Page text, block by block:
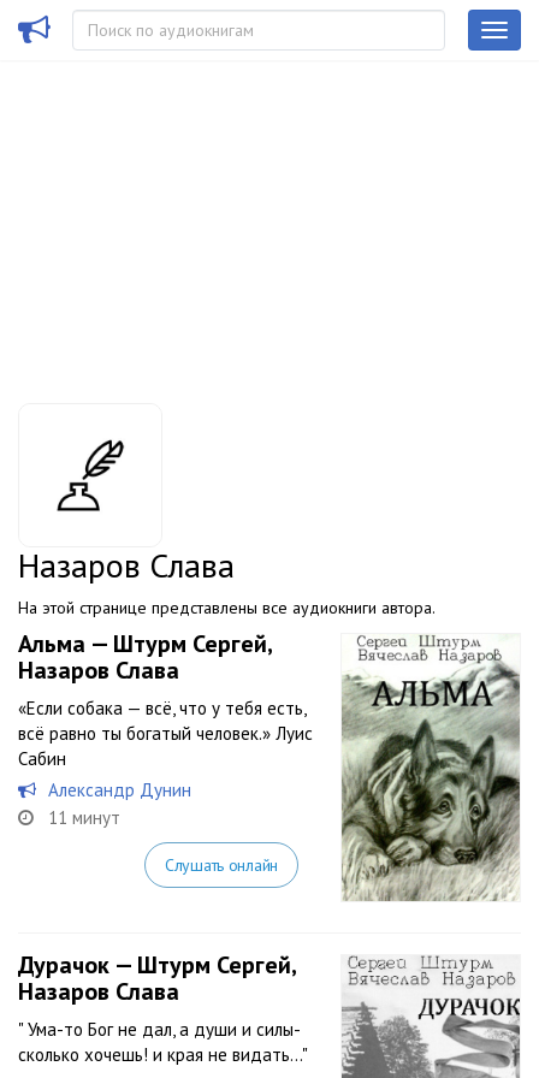
Назаров Слава
На этой странице представлены все аудиокниги автора.
Альма — Штурм Сергей,
Назаров Слава
«Если собака — всё, что у тебя есть,
всё равно ты богатый человек.» Луис
Сабин
Александр Дунин
11 минут
Слушать онлайн
Дурачок — Штурм Сергей,
Назаров Слава
" Ума-то Бог не дал, а души и силы-
сколько хочешь! и края не видать..."